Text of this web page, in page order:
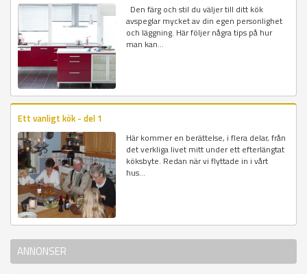
Den färg och stil du väljer till ditt kök
avspeglar mycket av din egen personlighet
och läggning. Här följer några tips på hur
man kan...
Ett vanligt kök - del 1
Här kommer en berättelse, i flera delar, från
det verkliga livet mitt under ett efterlängtat
köksbyte. Redan när vi flyttade in i vårt
hus...
ANNONSER